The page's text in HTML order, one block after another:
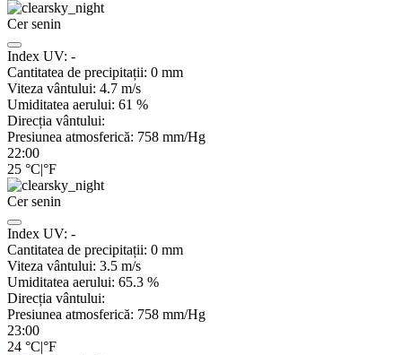
Cer senin
Index UV: -
Cantitatea de precipitații: 0 mm
Viteza vântului: 4.7 m/s
Umiditatea aerului: 61 %
Direcția vântului:
Presiunea atmosferică: 758 mm/Hg
22:00
25 °C|°F
Cer senin
Index UV: -
Cantitatea de precipitații: 0 mm
Viteza vântului: 3.5 m/s
Umiditatea aerului: 65.3 %
Direcția vântului:
Presiunea atmosferică: 758 mm/Hg
23:00
24 °C|°F